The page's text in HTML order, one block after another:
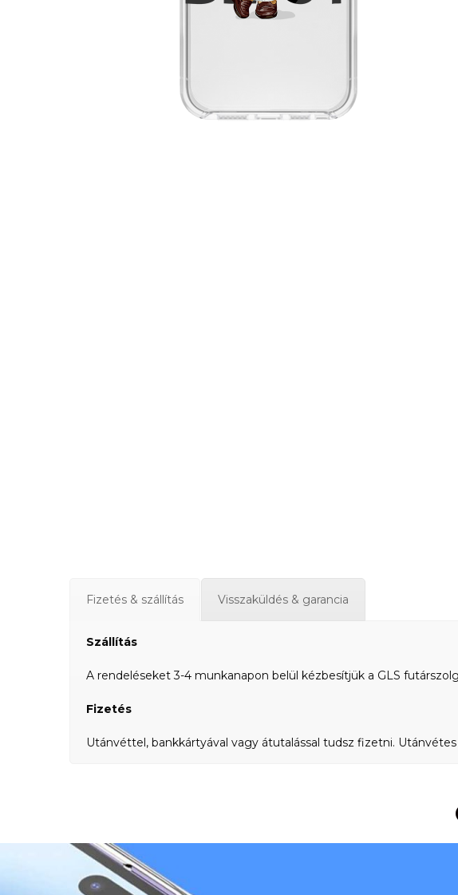
Fizetés & szállítás Visszaküldés & garancia
Szállítás
A rendeléseket 3-4 munkanapon belül kézbesítjük a GLS
Fizetés
Utánvéttel, bankkártyával vagy átutalással tudsz fizetni.